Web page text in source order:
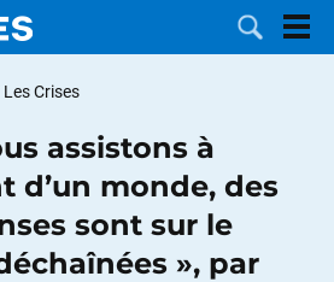
Crises
assistons à
d’un monde, des
sont sur le
», par